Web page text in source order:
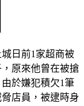
日前1家超商被
原來他曾在被搶
於嫌犯積欠1筆
店員，被逮時身